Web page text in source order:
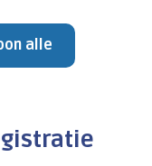
alle